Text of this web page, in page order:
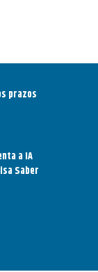
prazos
a IA
Saber